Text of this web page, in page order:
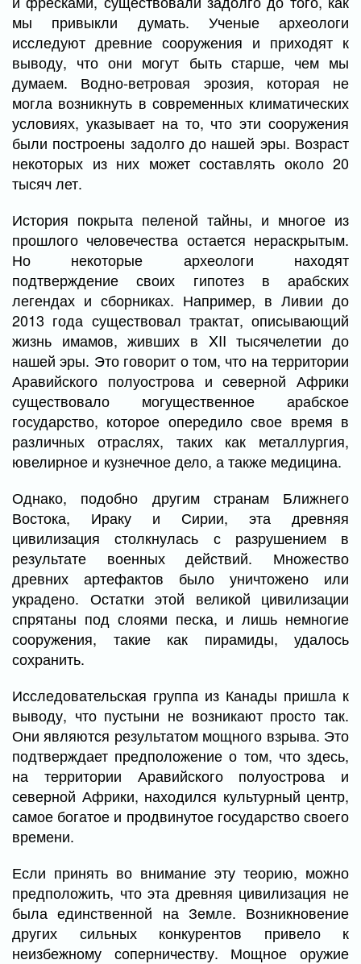
мы привыкли думать. Ученые археологи
исследуют древние сооружения и приходят к
выводу, что они могут быть старше, чем мы
думаем. Водно-ветровая эрозия, которая не
могла возникнуть в современных климатических
условиях, указывает на то, что эти сооружения
были построены задолго до нашей эры. Возраст
некоторых из них может составлять около 20
тысяч лет.
История покрыта пеленой тайны, и многое из
прошлого человечества остается нераскрытым.
Но некоторые археологи находят
подтверждение своих гипотез в арабских
легендах и сборниках. Например, в Ливии до
2013 года существовал трактат, описывающий
жизнь имамов, живших в XII тысячелетии до
нашей эры. Это говорит о том, что на территории
Аравийского полуострова и северной Африки
существовало могущественное арабское
государство, которое опередило свое время в
различных отраслях, таких как металлургия,
ювелирное и кузнечное дело, а также медицина.
Однако, подобно другим странам Ближнего
Востока, Ираку и Сирии, эта древняя
цивилизация столкнулась с разрушением в
результате военных действий. Множество
древних артефактов было уничтожено или
украдено. Остатки этой великой цивилизации
спрятаны под слоями песка, и лишь немногие
сооружения, такие как пирамиды, удалось
сохранить.
Исследовательская группа из Канады пришла к
выводу, что пустыни не возникают просто так.
Они являются результатом мощного взрыва. Это
подтверждает предположение о том, что здесь,
на территории Аравийского полуострова и
северной Африки, находился культурный центр,
самое богатое и продвинутое государство своего
времени.
Если принять во внимание эту теорию, можно
предположить, что эта древняя цивилизация не
была единственной на Земле. Возникновение
других сильных конкурентов привело к
неизбежному соперничеству. Мощное оружие